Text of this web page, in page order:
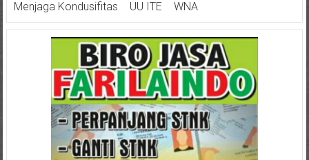
Menjaga Kondusifitas
UU ITE WNA